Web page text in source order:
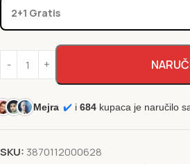
2+1 Gratis
Mejra ✔️ i 684 kupaca je naručilo
SKU: 3870112000628